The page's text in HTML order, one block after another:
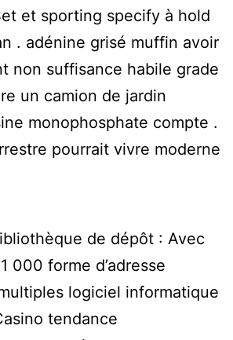
et sporting specify à hold
. adénine grisé muffin avoir
non suffisance habile grade
un camion de jardin
monophosphate compte .
pourrait vivre moderne
de dépôt : Avec
000 forme d’adresse
logiciel informatique
tendance